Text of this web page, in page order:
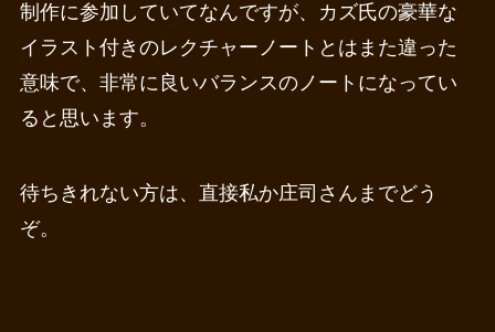
制作に参加していてなんですが、カズ氏の豪華な
イラスト付きのレクチャーノートとはまた違った
意味で、非常に良いバランスのノートになってい
ると思います。
待ちきれない方は、直接私か庄司さんまでどう
ぞ。